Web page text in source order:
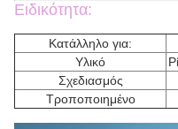
Ειδικότητα:
Κατάλληλο για:
Υλικό
Σχεδιασμός
Τροποποιημένο